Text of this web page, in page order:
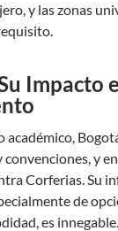
y las zonas
Impacto
académico,
y
Corferias. Su
de
es innegable.